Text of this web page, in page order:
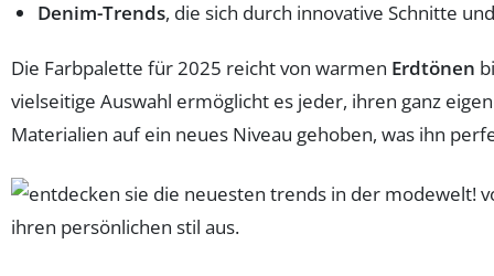
Denim-Trends, die sich durch innovative Schnitte
Die Farbpalette für 2025 reicht von warmen Erdtönen
vielseitige Auswahl ermöglicht es jeder, ihren ganz
Materialien auf ein neues Niveau gehoben, was ihn